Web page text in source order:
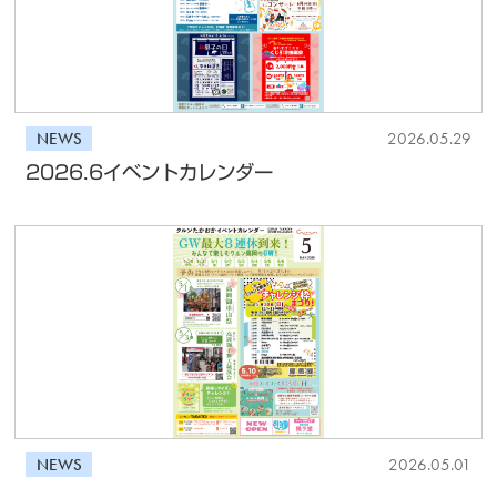
NEWS 2026.05.29
2026.6イベントカレンダー
NEWS 2026.05.01